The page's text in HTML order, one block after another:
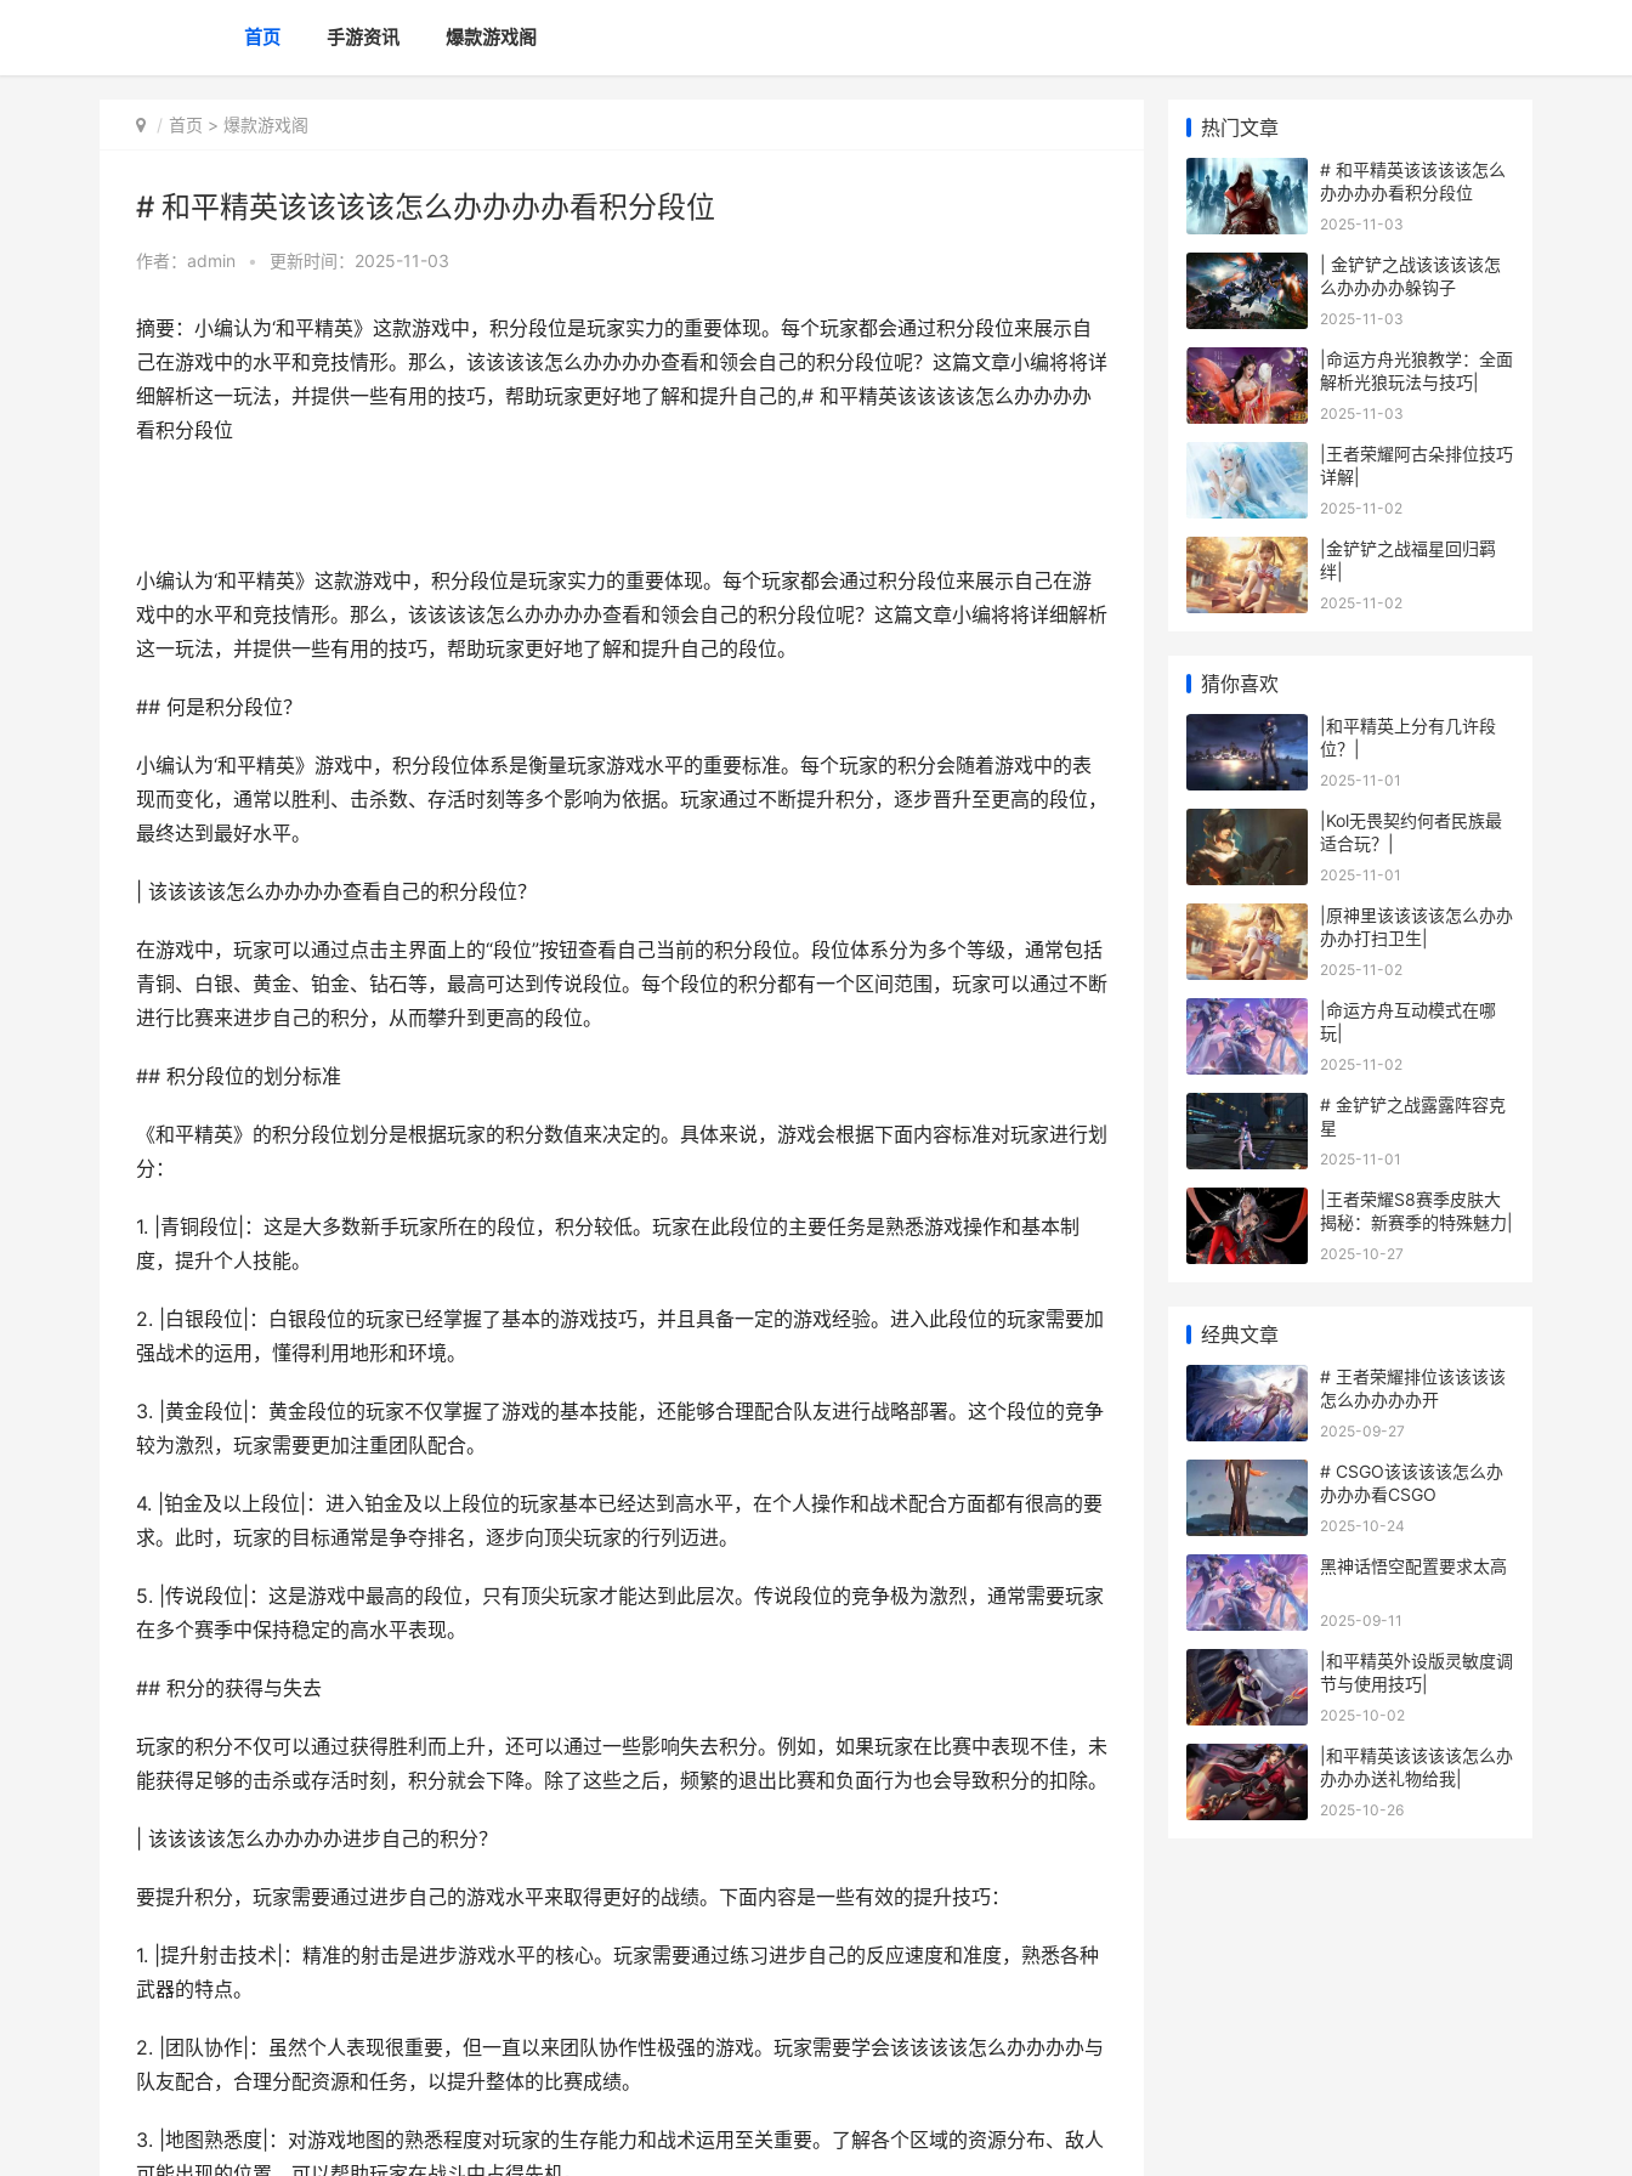
首页 手游资讯 爆款游戏阁
首页 > 爆款游戏阁
# 和平精英该该该该怎么办办办办看积分段位
作者： admin • 更新时间：2025-11-03
摘要：小编认为‘和平精英》这款游戏中，积分段位是玩家实力的重要体现。每个玩家都会通过积分段位来展示自
己在游戏中的水平和竞技情形。那么，该该该该怎么办办办办查看和领会自己的积分段位呢？这篇文章小编将将详
细解析这一玩法，并提供一些有用的技巧，帮助玩家更好地了解和提升自己的,# 和平精英该该该该怎么办办办办
看积分段位
小编认为‘和平精英》这款游戏中，积分段位是玩家实力的重要体现。每个玩家都会通过积分段位来展示自己在游
戏中的水平和竞技情形。那么，该该该该怎么办办办办查看和领会自己的积分段位呢？这篇文章小编将将详细解析
这一玩法，并提供一些有用的技巧，帮助玩家更好地了解和提升自己的段位。
## 何是积分段位？
小编认为‘和平精英》游戏中，积分段位体系是衡量玩家游戏水平的重要标准。每个玩家的积分会随着游戏中的表
现而变化，通常以胜利、击杀数、存活时刻等多个影响为依据。玩家通过不断提升积分，逐步晋升至更高的段位，
最终达到最好水平。
| 该该该该怎么办办办办查看自己的积分段位？
在游戏中，玩家可以通过点击主界面上的“段位”按钮查看自己当前的积分段位。段位体系分为多个等级，通常包括
青铜、白银、黄金、铂金、钻石等，最高可达到传说段位。每个段位的积分都有一个区间范围，玩家可以通过不断
进行比赛来进步自己的积分，从而攀升到更高的段位。
## 积分段位的划分标准
《和平精英》的积分段位划分是根据玩家的积分数值来决定的。具体来说，游戏会根据下面内容标准对玩家进行划
分：
1. |青铜段位|：这是大多数新手玩家所在的段位，积分较低。玩家在此段位的主要任务是熟悉游戏操作和基本制
度，提升个人技能。
2. |白银段位|：白银段位的玩家已经掌握了基本的游戏技巧，并且具备一定的游戏经验。进入此段位的玩家需要加
强战术的运用，懂得利用地形和环境。
3. |黄金段位|：黄金段位的玩家不仅掌握了游戏的基本技能，还能够合理配合队友进行战略部署。这个段位的竞争
较为激烈，玩家需要更加注重团队配合。
4. |铂金及以上段位|：进入铂金及以上段位的玩家基本已经达到高水平，在个人操作和战术配合方面都有很高的要
求。此时，玩家的目标通常是争夺排名，逐步向顶尖玩家的行列迈进。
5. |传说段位|：这是游戏中最高的段位，只有顶尖玩家才能达到此层次。传说段位的竞争极为激烈，通常需要玩家
在多个赛季中保持稳定的高水平表现。
## 积分的获得与失去
玩家的积分不仅可以通过获得胜利而上升，还可以通过一些影响失去积分。例如，如果玩家在比赛中表现不佳，未
能获得足够的击杀或存活时刻，积分就会下降。除了这些之后，频繁的退出比赛和负面行为也会导致积分的扣除。
| 该该该该怎么办办办办进步自己的积分？
要提升积分，玩家需要通过进步自己的游戏水平来取得更好的战绩。下面内容是一些有效的提升技巧：
1. |提升射击技术|：精准的射击是进步游戏水平的核心。玩家需要通过练习进步自己的反应速度和准度，熟悉各种
武器的特点。
2. |团队协作|：虽然个人表现很重要，但一直以来团队协作性极强的游戏。玩家需要学会该该该该怎么办办办办与
队友配合，合理分配资源和任务，以提升整体的比赛成绩。
3. |地图熟悉度|：对游戏地图的熟悉程度对玩家的生存能力和战术运用至关重要。了解各个区域的资源分布、敌人
热门文章
# 和平精英该该该该怎么
办办办办看积分段位
2025-11-03
| 金铲铲之战该该该该怎
么办办办办躲钩子
2025-11-03
|命运方舟光狼教学：全面
解析光狼玩法与技巧|
2025-11-03
|王者荣耀阿古朵排位技巧
详解|
2025-11-02
|金铲铲之战福星回归羁
绊|
2025-11-02
猜你喜欢
|和平精英上分有几许段
位？|
2025-11-01
|Kol无畏契约何者民族最
适合玩？|
2025-11-01
|原神里该该该该怎么办办
办办打扫卫生|
2025-11-02
|命运方舟互动模式在哪
玩|
2025-11-02
# 金铲铲之战露露阵容克
星
2025-11-01
|王者荣耀S8赛季皮肤大
揭秘：新赛季的特殊魅力|
2025-10-27
经典文章
# 王者荣耀排位该该该该
怎么办办办办开
2025-09-27
# CSGO该该该该怎么办
办办办看CSGO
2025-10-24
黑神话悟空配置要求太高
2025-09-11
|和平精英外设版灵敏度调
节与使用技巧|
2025-10-02
|和平精英该该该该怎么办
办办办送礼物给我|
2025-10-26